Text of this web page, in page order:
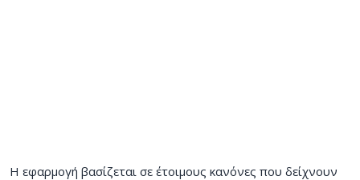
Η εφαρμογή βασίζεται σε έτοιμους κανόνες που δείχνουν